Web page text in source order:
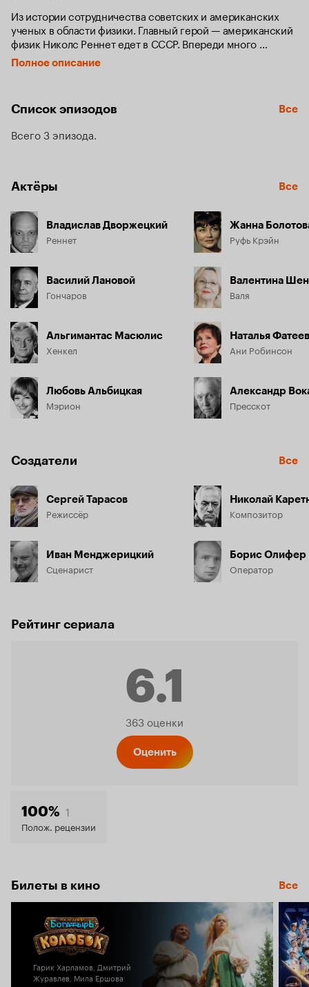
Из истории сотрудничества советских и американских
ученых в области физики. Главный герой — американский
физик Николс Реннет едет в СССР. Впереди много
серьезных научных и нравственных проблем.
Полное описание
Список эпизодов Все
Всего 3 эпизода
Актёры Все
Владислав Дворжецкий
Реннет
Василий Лановой
Гончаров
Альгимантас Масюлис
Хенкел
Любовь Альбицкая
Мэрион
Жанна
Руфь Крэйн
Валентина
Валя
Наталья
Ани Робинсон
Александр
Пресскот
Создатели Все
Сергей Тарасов
Режиссёр
Иван Менджерицкий
Сценарист
Николай
Композитор
Борис Олифер
Оператор
Рейтинг сериала
6.1
Рейтинг
363 оценки
Оценить
100% 1
Полож. рецензии
Билеты в кино Все
Гарик Харламов, Дмитрий
Журавлев, Мила Ершова